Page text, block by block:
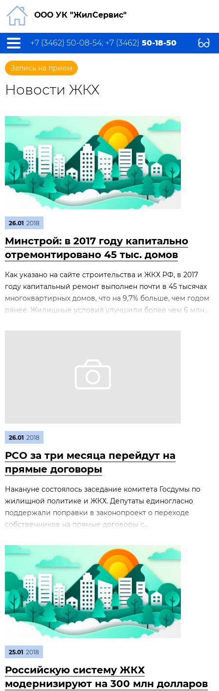
ООО УК "ЖилСервис"
+7 (3462) 50-08-54; +7 (3462) 50-18-50
Запись на прием
Новости ЖКХ
26.01 2018
Минстрой: в 2017 году капитально
отремонтировано 45 тыс. домов
Как указано на сайте строительства и ЖКХ РФ, в 2017
году капитальный ремонт выполнен почти в 45 тысячах
многоквартирных домов, что на 9,7% больше, чем годом
ранее. Жилищные условия улучшили более чем 6 млн...
26.01 2018
РСО за три месяца перейдут на
прямые договоры
Накануне состоялось заседание комитета Госдумы по
жилищной политике и ЖКХ. Депутаты единогласно
поддержали поправки в законопроект о переходе
собственников на прямые договоры с...
25.01 2018
Российскую систему ЖКХ
модернизируют на 300 млн долларов